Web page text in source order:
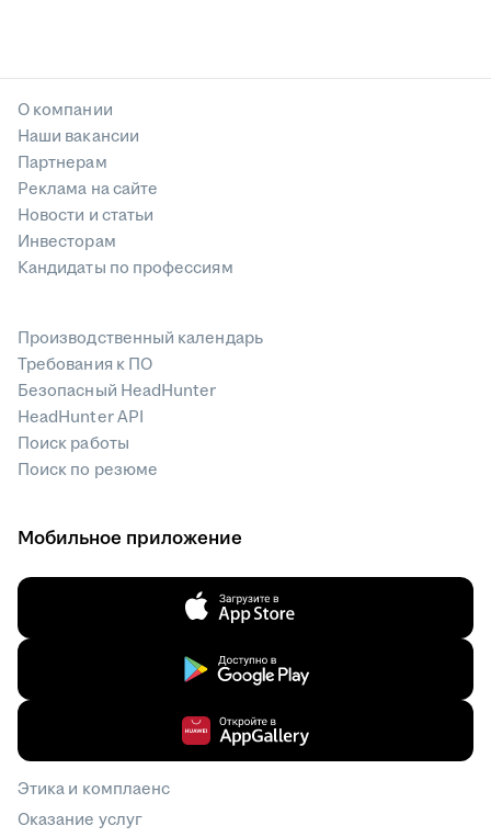
О компании
Наши вакансии
Партнерам
Реклама на сайте
Новости и статьи
Инвесторам
Кандидаты по профессиям
Производственный календарь
Требования к ПО
Безопасный HeadHunter
HeadHunter API
Поиск работы
Поиск по резюме
Мобильное приложение
Этика и комплаенс
Оказание услуг